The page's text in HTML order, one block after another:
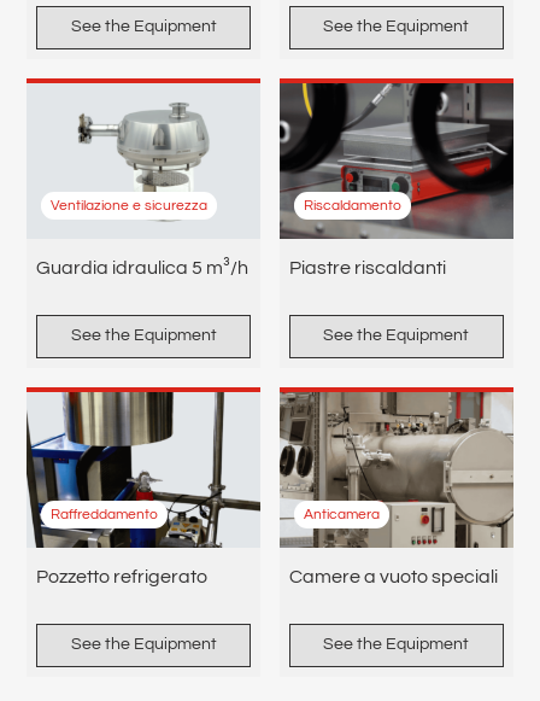
See the Equipment See the Equipment
Ventilazione e sicurezza
Guardia idraulica 5 m³/h
See the Equipment
Riscaldamento
Piastre riscaldanti
See the Equipment
Raffreddamento
Pozzetto refrigerato
See the Equipment
Anticamera
Camere a vuoto speciali
See the Equipment